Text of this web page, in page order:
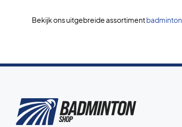
Bekijk ons uitgebreide assortiment